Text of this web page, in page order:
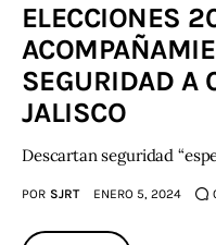
ELECCIONES
SEGURIDAD A
JALISCO
Descartan seguridad
POR SJRT ENERO 5, 2024